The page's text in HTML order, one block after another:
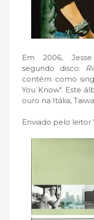
Em 2006,
segundo disco:
contém como
You Know". Este
ouro na Itália,
Enviado pelo leitor